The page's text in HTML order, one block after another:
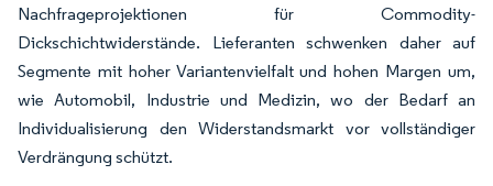
Nachfrageprojektionen für Commodity-
Dickschichtwiderstände. Lieferanten schwenken daher auf
Segmente mit hoher Variantenvielfalt und hohen Margen um,
wie Automobil, Industrie und Medizin, wo der Bedarf an
Individualisierung den Widerstandsmarkt vor vollständiger
Verdrängung schützt.